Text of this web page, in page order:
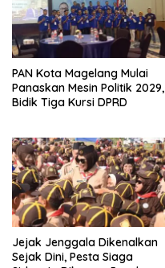
PAN Kota Magelang Mulai
Panaskan Mesin Politik 2029,
Bidik Tiga Kursi DPRD
Jejak Jenggala Dikenalkan
Sejak Dini, Pesta Siaga